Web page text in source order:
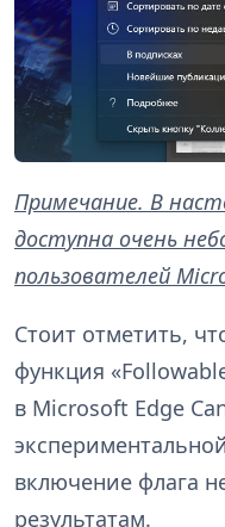
Примечание. В
доступна очень
пользователей
Стоит отметить,
функция
в Microsoft Edge
включение флага
результатам.